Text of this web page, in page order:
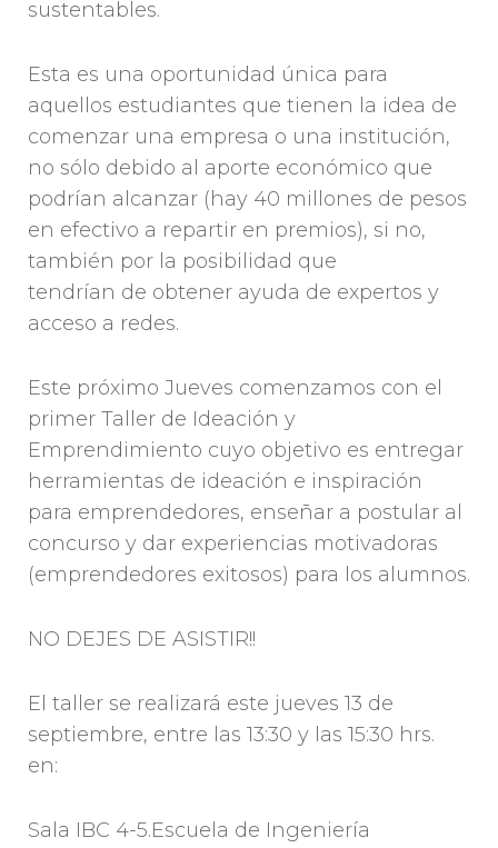
sustentables.
Esta es una oportunidad única para
aquellos estudiantes que tienen la idea de
comenzar una empresa o una institución,
no sólo debido al aporte económico que
podrían alcanzar (hay 40 millones de pesos
en efectivo a repartir en premios), si no,
también por la posibilidad que
tendrían de obtener ayuda de expertos y
acceso a redes.
Este próximo Jueves comenzamos con el
primer Taller de Ideación y
Emprendimiento cuyo objetivo es entregar
herramientas de ideación e inspiración
para emprendedores, enseñar a postular al
concurso y dar experiencias motivadoras
(emprendedores exitosos) para los alumnos.
NO DEJES DE ASISTIR!!
El taller se realizará este jueves 13 de
septiembre, entre las 13:30 y las 15:30 hrs.
en:
Sala IBC 4-5.Escuela de Ingeniería